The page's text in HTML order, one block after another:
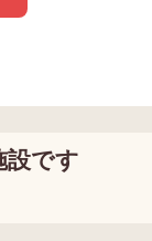
設です